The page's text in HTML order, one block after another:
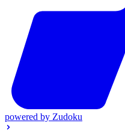
powered by Zudoku